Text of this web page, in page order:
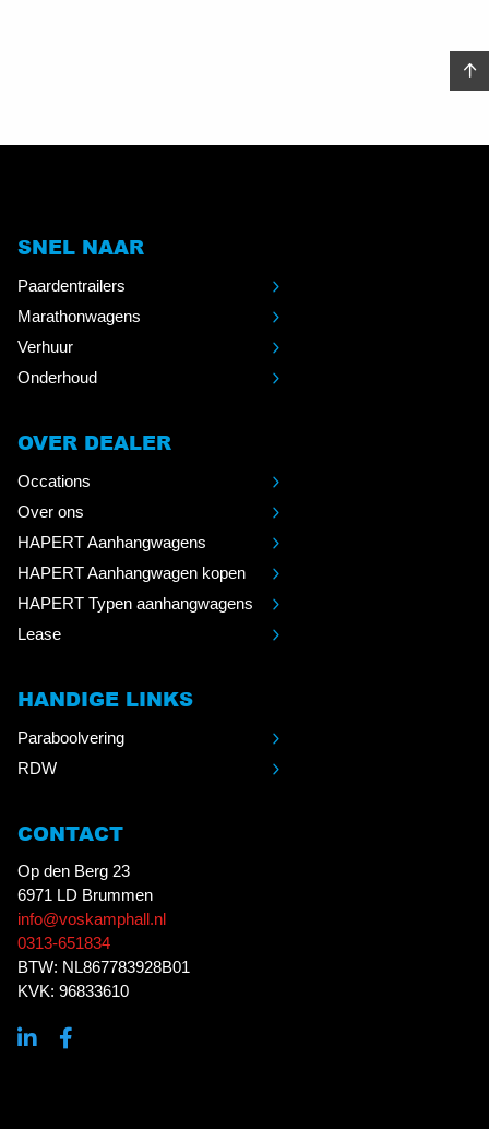
SNEL NAAR
Paardentrailers
Marathonwagens
Verhuur
Onderhoud
OVER DEALER
Occations
Over ons
HAPERT Aanhangwagens
HAPERT Aanhangwagen kopen
HAPERT Typen aanhangwagens
Lease
HANDIGE LINKS
Paraboolvering
RDW
CONTACT
Op den Berg 23
6971 LD Brummen
info@voskamphall.nl
0313-651834
BTW: NL867783928B01
KVK: 96833610